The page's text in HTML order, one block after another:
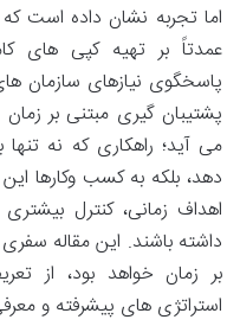
اما تجربه نشان داده است
عمدتاً بر تهیه کپی های
پاسخگوی نیازهای سازمان
می آید؛ راهکاری که نه
دهد، بلکه به کسب وکارها
اهداف زمانی، کنترل
داشته باشند. این مقاله
بر زمان خواهد بود، از
استراتژی های پیشرفته و